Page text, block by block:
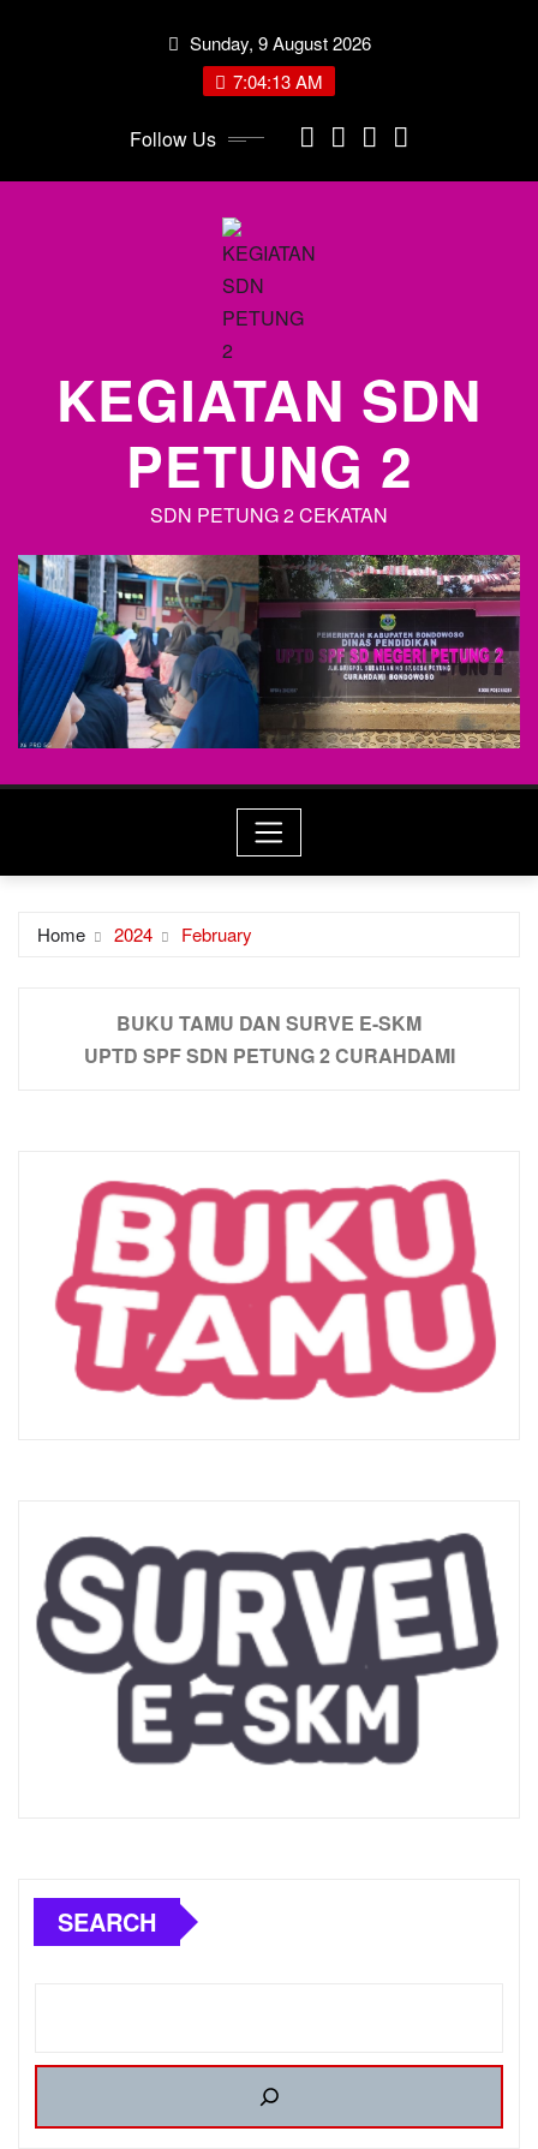
Sunday, 9 August 2026
7:04:13 AM
Follow Us
KEGIATAN SDN
PETUNG 2
SDN PETUNG 2 CEKATAN
Home 2024 February
BUKU TAMU DAN SURVE E-SKM
UPTD SPF SDN PETUNG 2 CURAHDAMI
SEARCH